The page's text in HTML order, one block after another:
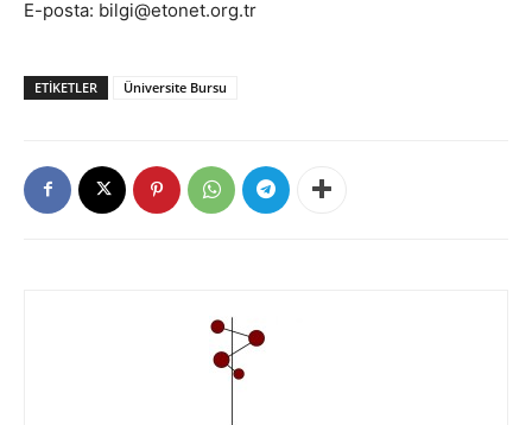
E-posta: bilgi@etonet.org.tr
ETIKETLER Üniversite Bursu